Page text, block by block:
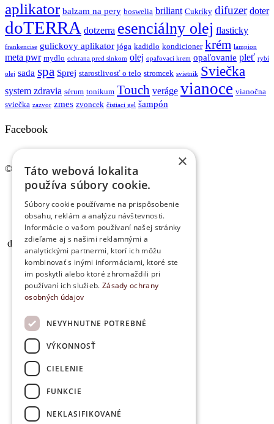
aplikator balzam na pery boswelia briliant Cukríky difuzer doter
doTERRA dotzerra esenciálny olej flasticky
frankencise gulickovy aplikator jóga kadidlo kondicioner krém lampion
meta pwr mydlo ochrana pred slnkom olej opaľovaci krem opaľovanie pleť rybí
olej sada spa Sprej starostlivosť o telo stromcek svietnik Sviečka
system zdravia sérum tonikum Touch veráge vianoce vianočna
sviečka zazvor zmes zvoncek čistiaci gel šampón
Facebook
© www.lampoil.sk | Všetky práva vyhradené.
Ochrana osobných údajov
Cookies
Obchodné podmienky
Kontakt
dōTERRA Difuzér Volo – O...
×
Táto webová lokalita
používa súbory cookie.
Súbory cookie používame na prispôsobenie
obsahu, reklám a analýzu návštevnosti.
Informácie o vašom používaní našej stránky
zdieľame aj s našimi reklamnými a
analytickými partnermi, ktorí ich môžu
kombinovať s inými informáciami, ktoré ste
im poskytli alebo ktoré zhromaždili pri
používaní ich služieb. Zásady ochrany
osobných údajov
NEVYHNUTNE POTREBNÉ
VÝKONNOSŤ
CIELENIE
FUNKCIE
NEKLASIFIKOVANÉ